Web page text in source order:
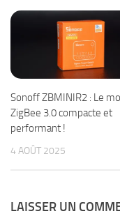
Sonoff ZBMINIR2 : Le
ZigBee 3.0 compacte et
performant !
4 AOÛT 2025
LAISSER UN